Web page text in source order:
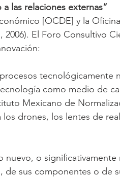
las relaciones externas”
[OCDE] y la
2006). El Foro Consultivo
tecnológicamente
como medio de
Mexicano de
drones, los lentes de
nuevo, o significativamente
de sus componentes o de